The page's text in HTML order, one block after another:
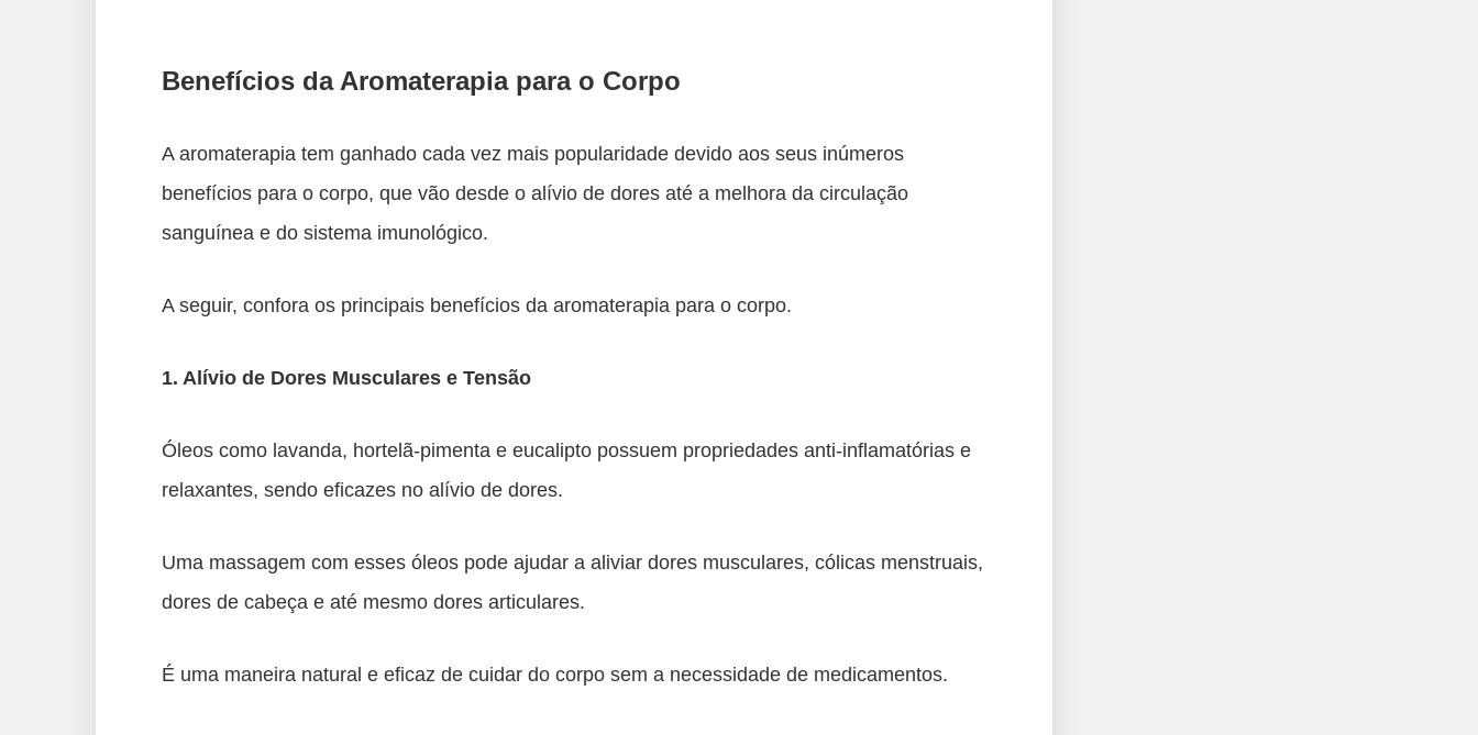
Benefícios da Aromaterapia para o Corpo
A aromaterapia tem ganhado cada vez mais popularidade devido aos seus inúmeros
benefícios para o corpo, que vão desde o alívio de dores até a melhora da circulação
sanguínea e do sistema imunológico.
A seguir, confora os principais benefícios da aromaterapia para o corpo.
1. Alívio de Dores Musculares e Tensão
Óleos como lavanda, hortelã-pimenta e eucalipto possuem propriedades anti-inflamatórias e
relaxantes, sendo eficazes no alívio de dores.
Uma massagem com esses óleos pode ajudar a aliviar dores musculares, cólicas menstruais,
dores de cabeça e até mesmo dores articulares.
É uma maneira natural e eficaz de cuidar do corpo sem a necessidade de medicamentos.